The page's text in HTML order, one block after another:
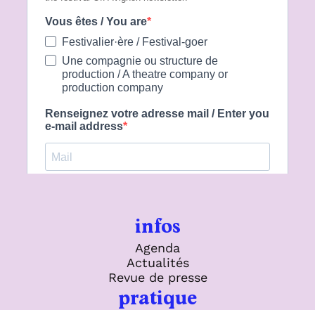
infos
Agenda
Actualités
Revue de presse
pratique